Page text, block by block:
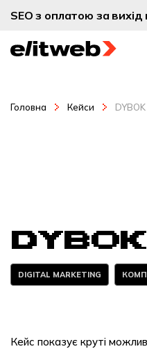
SEO з оплатою за
Головна Кейси DYBOK
DYBOK
DIGITAL MARKETING
Кейс показує круті